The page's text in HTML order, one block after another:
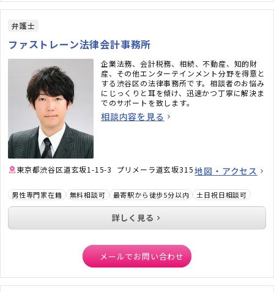
弁護士
ファストレーン法律会計事務所
企業法務、会計税務、相続、不動産、知的財
産、その他エンターテインメント分野を得意と
する渋谷区の法律事務所です。相談者のお悩み
にじっくりと耳を傾け、迅速かつ丁寧に解決ま
でのサポートを致します。
相談内容を見る
東京都渋谷区道玄坂1-15-3 プリメーラ道玄坂315地図・アクセス
男性専門家在籍 無料相談可 最寄駅から徒歩5分以内 土日祝日相談可
詳しく見る
メールでお問い合わせ